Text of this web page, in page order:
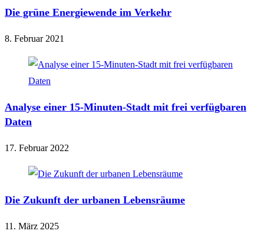
Die grüne Energiewende im Verkehr
8. Februar 2021
Analyse einer 15-Minuten-Stadt mit frei verfügbaren
Daten
17. Februar 2022
Die Zukunft der urbanen Lebensräume
11. März 2025